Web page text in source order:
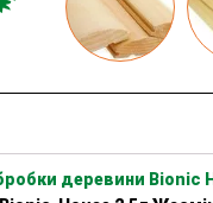
деревини Bionic